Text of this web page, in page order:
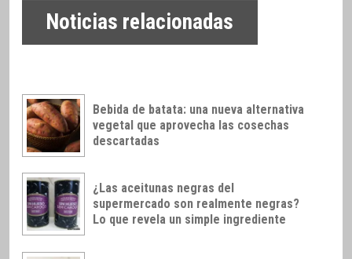
Noticias relacionadas
Bebida de batata: una nueva alternativa
vegetal que aprovecha las cosechas
descartadas
¿Las aceitunas negras del
supermercado son realmente negras?
Lo que revela un simple ingrediente